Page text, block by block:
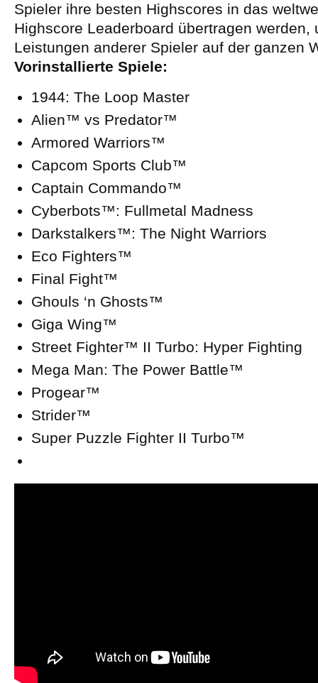
Spieler ihre besten Highscores in das
Highscore Leaderboard übertragen werden,
Leistungen anderer Spieler auf der ganzen
Vorinstallierte Spiele:
1944: The Loop Master
Alien™ vs Predator™
Armored Warriors™
Capcom Sports Club™
Captain Commando™
Cyberbots™: Fullmetal Madness
Darkstalkers™: The Night Warriors
Eco Fighters™
Final Fight™
Ghouls ‘n Ghosts™
Giga Wing™
Street Fighter™ II Turbo: Hyper Fighting
Mega Man: The Power Battle™
Progear™
Strider™
Super Puzzle Fighter II Turbo™